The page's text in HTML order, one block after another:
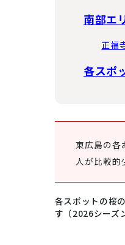
南部エ
正福
各スポ
東広島の各
人が比較的
各スポットの桜
す（2026シーズ